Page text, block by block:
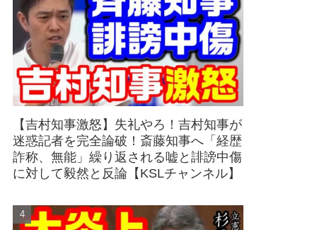
【吉村知事激怒】失礼やろ！吉村知事が
迷惑記者を完全論破！斎藤知事へ「経歴
詐称、無能」繰り返される嘘と誹謗中傷
に対して毅然と反論【KSLチャンネル】